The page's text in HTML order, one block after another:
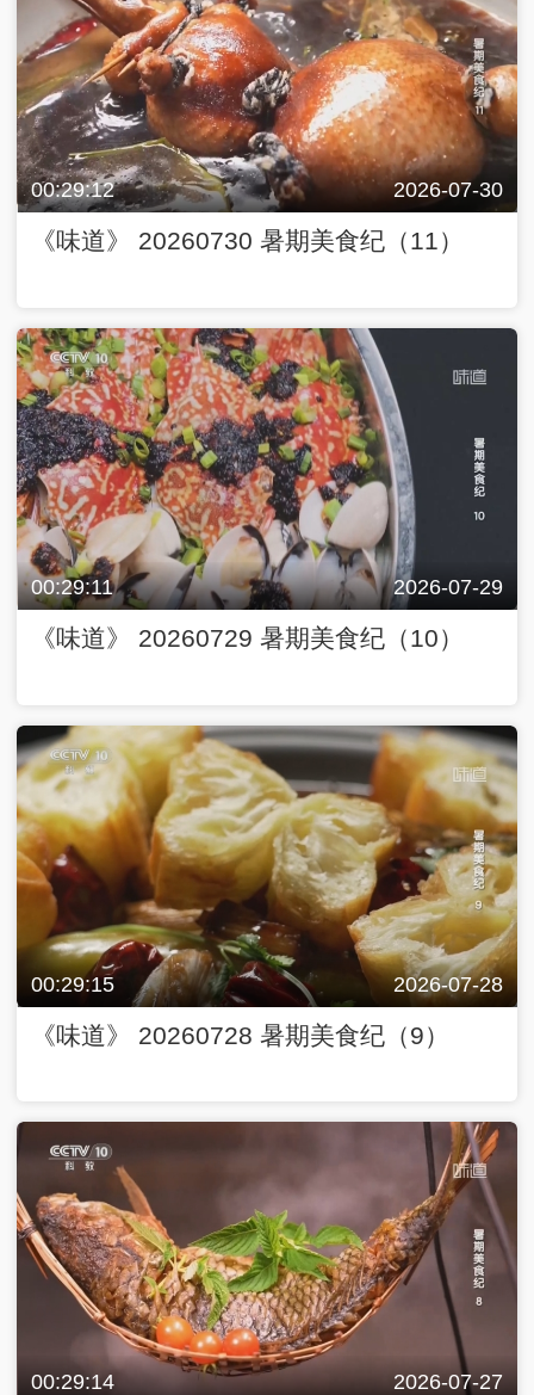
00:29:12 2026-07-30
《味道》 20260730 暑期美食纪（11）
00:29:11 2026-07-29
《味道》 20260729 暑期美食纪（10）
00:29:15 2026-07-28
《味道》 20260728 暑期美食纪（9）
00:29:14 2026-07-27